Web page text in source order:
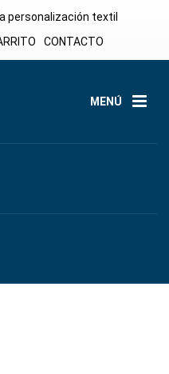
personalización textil
CONTACTO
MENÚ